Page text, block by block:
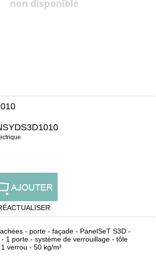
- porte - façade - PanelSeT S3D -
1 porte - système de verrouillage - tôle
verrou - 50 kg/m²